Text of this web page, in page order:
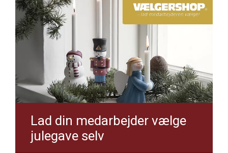
Lad din medarbejder vælge
julegave selv